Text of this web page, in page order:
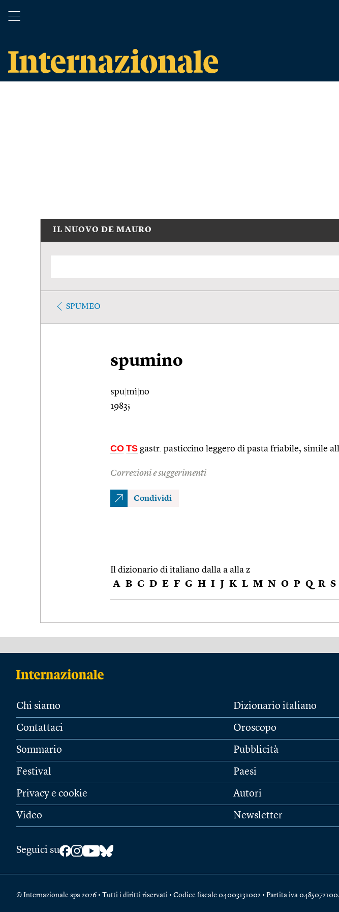
IL NUOVO DE MAURO
SPUMEO
spumino
spu mì no
1983;
CO TS gastr. pasticcino leggero di pasta friabile, simile
Correzioni e suggerimenti
Condividi
Il dizionario di italiano dalla a alla z
A B C D E F G H I J K L M N O P Q R S
Chi siamo
Contattaci
Sommario
Festival
Privacy e cookie
Video
Dizionario italiano
Oroscopo
Pubblicità
Paesi
Autori
Newsletter
Seguici su
© Internazionale spa 2026 • Tutti i diritti riservati • Codice fiscale 04003131002 • Partita iva